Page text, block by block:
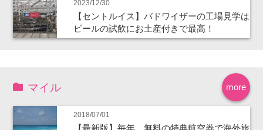
2023/12/30
【セントルイス】バドワイザーの工場見学は
ビールの試飲にお土産付きで最高！
more
マイル
2018/07/01
【最新版】毎年、無料の特典航空券で海外旅